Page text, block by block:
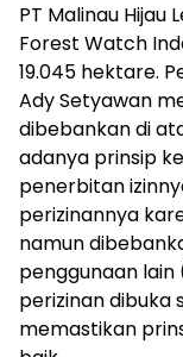
PT Malinau Hijau
Forest Watch
19.045 hektare.
Ady Setyawan
dibebankan di
adanya prinsip
penerbitan
perizinannya
namun
penggunaan lain
perizinan
memastikan